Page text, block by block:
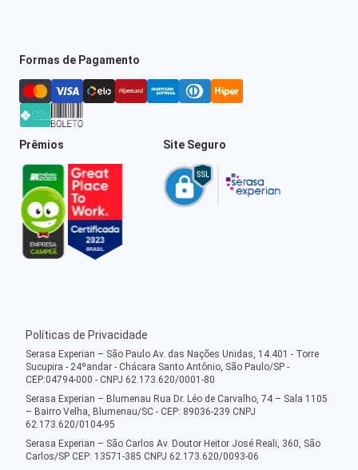
Formas de Pagamento
Prêmios Site Seguro
Políticas de Privacidade
Serasa Experian – São Paulo Av. das Nações Unidas, 14.401 - Torre
Sucupira - 24ºandar - Chácara Santo Antônio, São Paulo/SP -
CEP:04794-000 - CNPJ 62.173.620/0001-80
Serasa Experian – Blumenau Rua Dr. Léo de Carvalho, 74 – Sala 1105
– Bairro Velha, Blumenau/SC - CEP: 89036-239 CNPJ
62.173.620/0104-95
Serasa Experian – São Carlos Av. Doutor Heitor José Reali, 360, São
Carlos/SP CEP: 13571-385 CNPJ 62.173.620/0093-06